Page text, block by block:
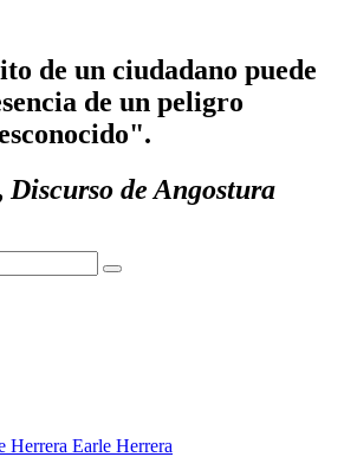
de un ciudadano puede
de un peligro
Discurso de Angostura
Earle Herrera